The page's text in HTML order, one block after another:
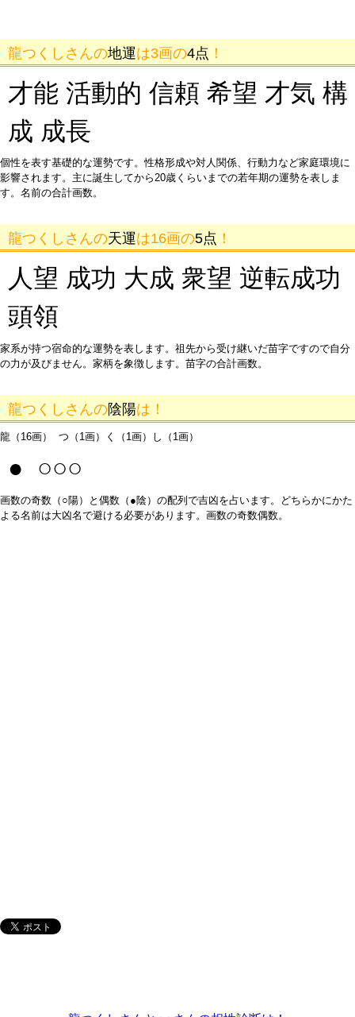
龍つくしさんの地運は3画の4点 ！
才能 活動的 信頼 希望 才気 構
成 成長
個性を表す基礎的な運勢です。性格形成や対人関係、行動力など家庭環境に
影響されます。主に誕生してから20歳くらいまでの若年期の運勢を表しま
す。名前の合計画数。
龍つくしさんの天運は16画の5点 ！
人望 成功 大成 衆望 逆転成功
頭領
家系が持つ宿命的な運勢を表します。祖先から受け継いだ苗字ですので自分
の力が及びません。家柄を象徴します。苗字の合計画数。
龍つくしさんの陰陽は！
龍（16画） つ（1画）く（1画）し（1画）
● ○○○
画数の奇数（○陽）と偶数（●陰）の配列で吉凶を占います。どちらかにかた
よる名前は大凶名で避ける必要があります。画数の奇数偶数。